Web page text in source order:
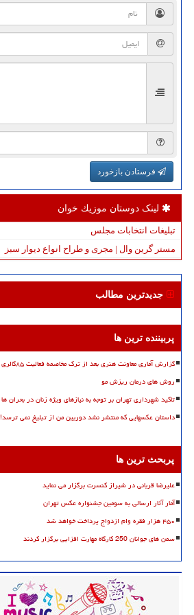
فرستادن بازخورد
لینک دوستان موزیك خوان
تبلیغات انتخابات مجلس
مستر گرین وال | مجری و طراح انواع دیوار سبز
جدیدترین مطالب
پربیننده ترین ها
گزارش آماری معاونت هنری بعد از ترک مخاصمه فعالیت ۸۵گالری و ۴۷ اجرای موسیقی
روش های درمان ریزش مو
تاکید شهرداری تهران بر توجه به نیازهای ویژه زنان در بحران ها
داستان عکسهایی که منتشر نشد دوربین من از تبلیغ نمی ترسد!
پربحث ترین ها
علیرضا قربانی در شیراز کنسرت برگزار می نماید
آمار آثار ارسالی به سومین جشنواره عکس تهران
۴۵۰ هزار فقره وام ازدواج پرداخت خواهد شد
سمن های جوانان 250 کارگاه مهارت افزایی برگزار کردند